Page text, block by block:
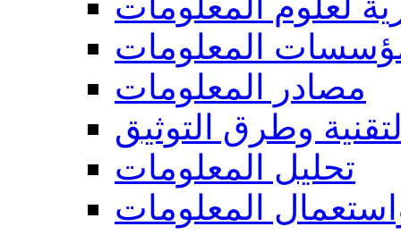
المعلومات
مصادر المعلومات
وطرق التوثيق
تحليل المعلومات
المعلومات